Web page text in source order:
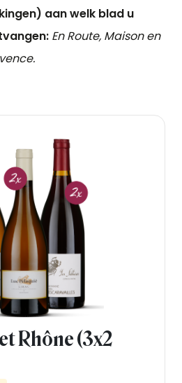
aan welk blad u
En Route, Maison en
Rhône (3x2